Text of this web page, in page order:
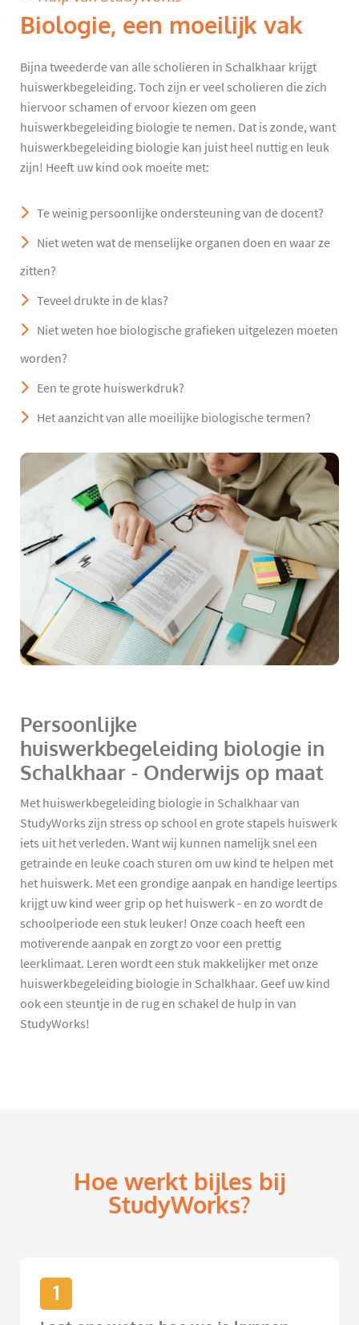
Biologie, een moeilijk vak
Bijna tweederde van alle scholieren in Schalkhaar krijgt
huiswerkbegeleiding. Toch zijn er veel scholieren die zich
hiervoor schamen of ervoor kiezen om geen
huiswerkbegeleiding biologie te nemen. Dat is zonde, want
huiswerkbegeleiding biologie kan juist heel nuttig en leuk
zijn! Heeft uw kind ook moeite met:
Te weinig persoonlijke ondersteuning van de docent?
Niet weten wat de menselijke organen doen en waar ze
zitten?
Teveel drukte in de klas?
Niet weten hoe biologische grafieken uitgelezen moeten
worden?
Een te grote huiswerkdruk?
Het aanzicht van alle moeilijke biologische termen?
Persoonlijke
huiswerkbegeleiding biologie in
Schalkhaar - Onderwijs op maat
Met huiswerkbegeleiding biologie in Schalkhaar van
StudyWorks zijn stress op school en grote stapels huiswerk
iets uit het verleden. Want wij kunnen namelijk snel een
getrainde en leuke coach sturen om uw kind te helpen met
het huiswerk. Met een grondige aanpak en handige leertips
krijgt uw kind weer grip op het huiswerk - en zo wordt de
schoolperiode een stuk leuker! Onze coach heeft een
motiverende aanpak en zorgt zo voor een prettig
leerklimaat. Leren wordt een stuk makkelijker met onze
huiswerkbegeleiding biologie in Schalkhaar. Geef uw kind
ook een steuntje in de rug en schakel de hulp in van
StudyWorks!
Hoe werkt bijles bij
StudyWorks?
1